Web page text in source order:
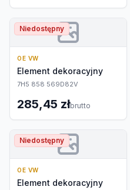
Niedostępny
OE VW
Element dekoracyjny
7H5 858 569D82V
285,45 złbrutto
Niedostępny
OE VW
Element dekoracyjny